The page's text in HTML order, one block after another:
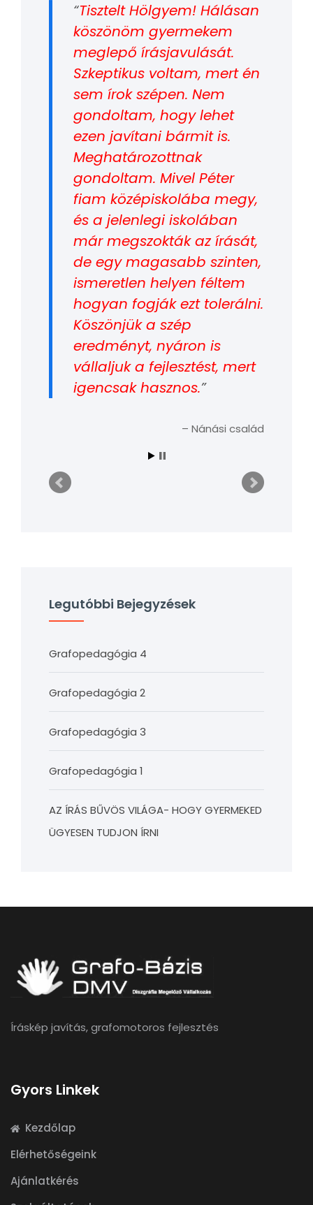
Tisztelt Hölgyem! Hálásan
köszönöm gyermekem
meglepő írásjavulását.
Szkeptikus voltam, mert én
sem írok szépen. Nem
gondoltam, hogy lehet
ezen javítani bármit is.
Meghatározottnak
gondoltam. Mivel Péter
fiam középiskolába megy,
és a jelenlegi iskolában
már megszokták az írását,
de egy magasabb szinten,
ismeretlen helyen féltem
hogyan fogják ezt tolerálni.
Köszönjük a szép
eredményt, nyáron is
vállaljuk a fejlesztést, mert
igencsak hasznos.
Nánási család
Legutóbbi Bejegyzések
Grafopedagógia 4
Grafopedagógia 2
Grafopedagógia 3
Grafopedagógia 1
AZ ÍRÁS BŰVÖS VILÁGA- HOGY GYERMEKED
ÜGYESEN TUDJON ÍRNI
Íráskép javítás, grafomotoros fejlesztés
Gyors Linkek
Kezdőlap
Elérhetőségeink
Ajánlatkérés